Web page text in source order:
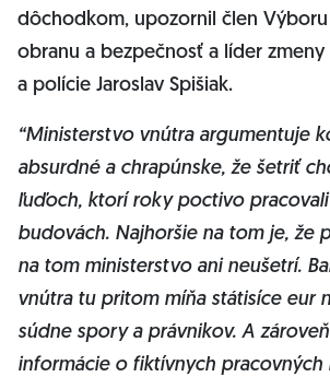
dôchodkom, upozornil člen Výboru
obranu a bezpečnosť a líder
a polície Jaroslav Spišiak.
“Ministerstvo vnútra argumentuje
absurdné a chrapúnske, že šetriť
ľuďoch, ktorí roky poctivo
budovách. Najhoršie na tom je, že
na tom ministerstvo ani neušetrí.
vnútra tu pritom míňa státisíce eur
súdne spory a právnikov. A
informácie o fiktívnych pracovných